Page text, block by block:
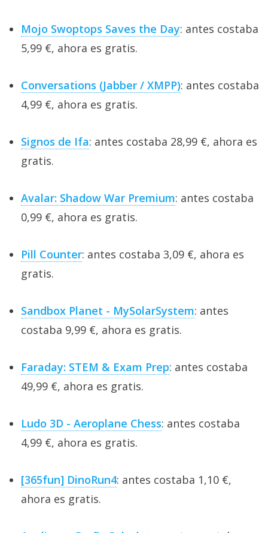
Mojo Swoptops Saves the Day: antes costaba
5,99 €, ahora es gratis.
Conversations (Jabber / XMPP): antes costaba
4,99 €, ahora es gratis.
Signos de Ifa: antes costaba 28,99 €, ahora es
gratis.
Avalar: Shadow War Premium: antes costaba
0,99 €, ahora es gratis.
Pill Counter: antes costaba 3,09 €, ahora es
gratis.
Sandbox Planet - MySolarSystem: antes
costaba 9,99 €, ahora es gratis.
Faraday: STEM & Exam Prep: antes costaba
49,99 €, ahora es gratis.
Ludo 3D - Aeroplane Chess: antes costaba
4,99 €, ahora es gratis.
[365fun] DinoRun4: antes costaba 1,10 €,
ahora es gratis.